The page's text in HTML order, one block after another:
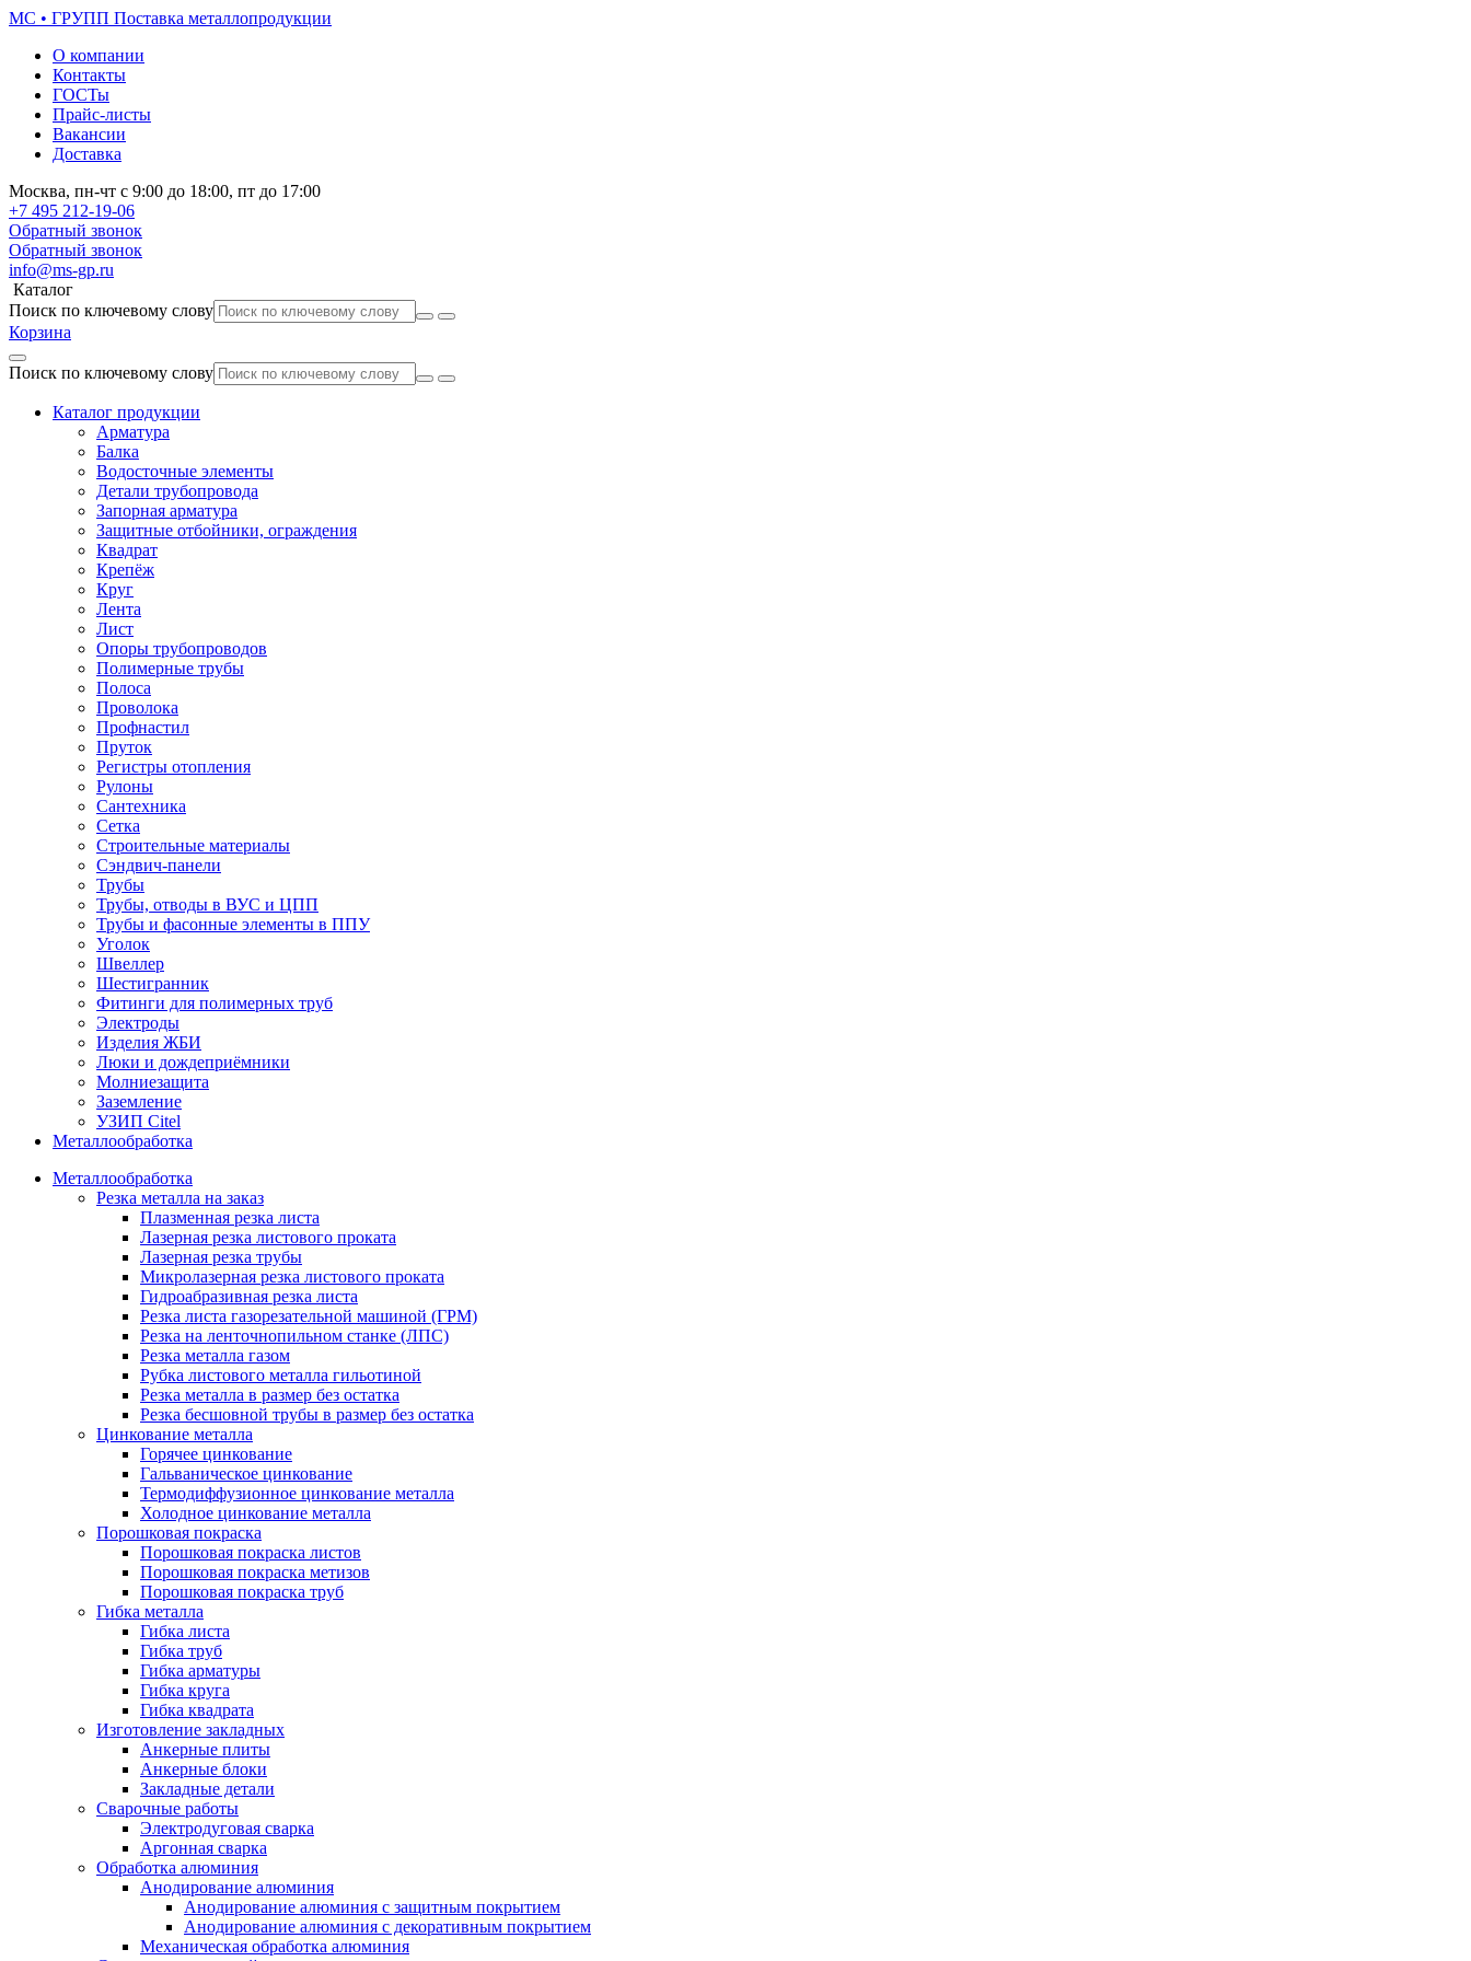
МС • ГРУПП Поставка металлопродукции
О компании
Контакты
ГОСТы
Прайс-листы
Вакансии
Доставка
Москва, пн-чт с 9:00 до 18:00, пт до 17:00
+7 495 212-19-06
Обратный звонок
Обратный звонок
info@ms-gp.ru
Каталог
Поиск по ключевому слову
Корзина
Поиск по ключевому слову
Каталог продукции
Арматура
Балка
Водосточные элементы
Детали трубопровода
Запорная арматура
Защитные отбойники, ограждения
Квадрат
Крепёж
Круг
Лента
Лист
Опоры трубопроводов
Полимерные трубы
Полоса
Проволока
Профнастил
Пруток
Регистры отопления
Рулоны
Сантехника
Сетка
Строительные материалы
Сэндвич-панели
Трубы
Трубы, отводы в ВУС и ЦПП
Трубы и фасонные элементы в ППУ
Уголок
Швеллер
Шестигранник
Фитинги для полимерных труб
Электроды
Изделия ЖБИ
Люки и дождеприёмники
Молниезащита
Заземление
УЗИП Citel
Металлообработка
Металлообработка
Резка металла на заказ
Плазменная резка листа
Лазерная резка листового проката
Лазерная резка трубы
Микролазерная резка листового проката
Гидроабразивная резка листа
Резка листа газорезательной машиной (ГРМ)
Резка на ленточнопильном станке (ЛПС)
Резка металла газом
Рубка листового металла гильотиной
Резка металла в размер без остатка
Резка бесшовной трубы в размер без остатка
Цинкование металла
Горячее цинкование
Гальваническое цинкование
Термодиффузионное цинкование металла
Холодное цинкование металла
Порошковая покраска
Порошковая покраска листов
Порошковая покраска метизов
Порошковая покраска труб
Гибка металла
Гибка листа
Гибка труб
Гибка арматуры
Гибка круга
Гибка квадрата
Изготовление закладных
Анкерные плиты
Анкерные блоки
Закладные детали
Сварочные работы
Электродуговая сварка
Аргонная сварка
Обработка алюминия
Анодирование алюминия
Анодирование алюминия с защитным покрытием
Анодирование алюминия с декоративным покрытием
Механическая обработка алюминия